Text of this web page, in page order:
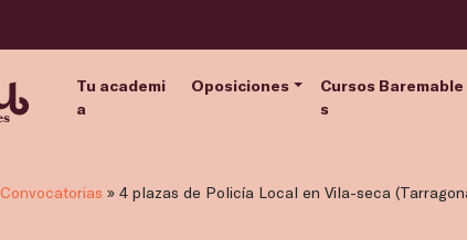
Tu academi
a
Oposiciones
Cursos Baremable
s
Convocatorias » 4 plazas de Policía Local en Vila-seca